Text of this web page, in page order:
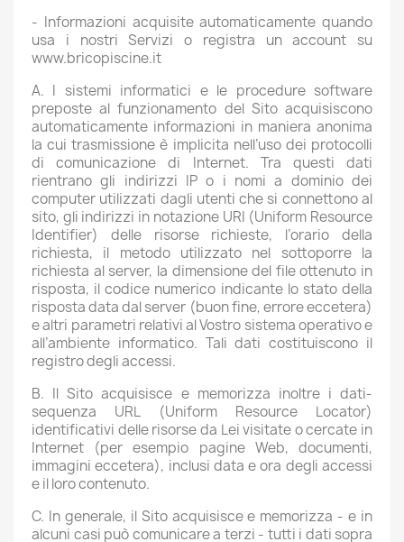
- Informazioni acquisite automaticamente quando
usa i nostri Servizi o registra un account su
www.bricopiscine.it
A. I sistemi informatici e le procedure software
preposte al funzionamento del Sito acquisiscono
automaticamente informazioni in maniera anonima
la cui trasmissione è implicita nell’uso dei protocolli
di comunicazione di Internet. Tra questi dati
rientrano gli indirizzi IP o i nomi a dominio dei
computer utilizzati dagli utenti che si connettono al
sito, gli indirizzi in notazione URI (Uniform Resource
Identifier) delle risorse richieste, l’orario della
richiesta, il metodo utilizzato nel sottoporre la
richiesta al server, la dimensione del file ottenuto in
risposta, il codice numerico indicante lo stato della
risposta data dal server (buon fine, errore eccetera)
e altri parametri relativi al Vostro sistema operativo e
all’ambiente informatico. Tali dati costituiscono il
registro degli accessi.
B. Il Sito acquisisce e memorizza inoltre i dati-
sequenza URL (Uniform Resource Locator)
identificativi delle risorse da Lei visitate o cercate in
Internet (per esempio pagine Web, documenti,
immagini eccetera), inclusi data e ora degli accessi
e il loro contenuto.
C. In generale, il Sito acquisisce e memorizza - e in
alcuni casi può comunicare a terzi - tutti i dati sopra